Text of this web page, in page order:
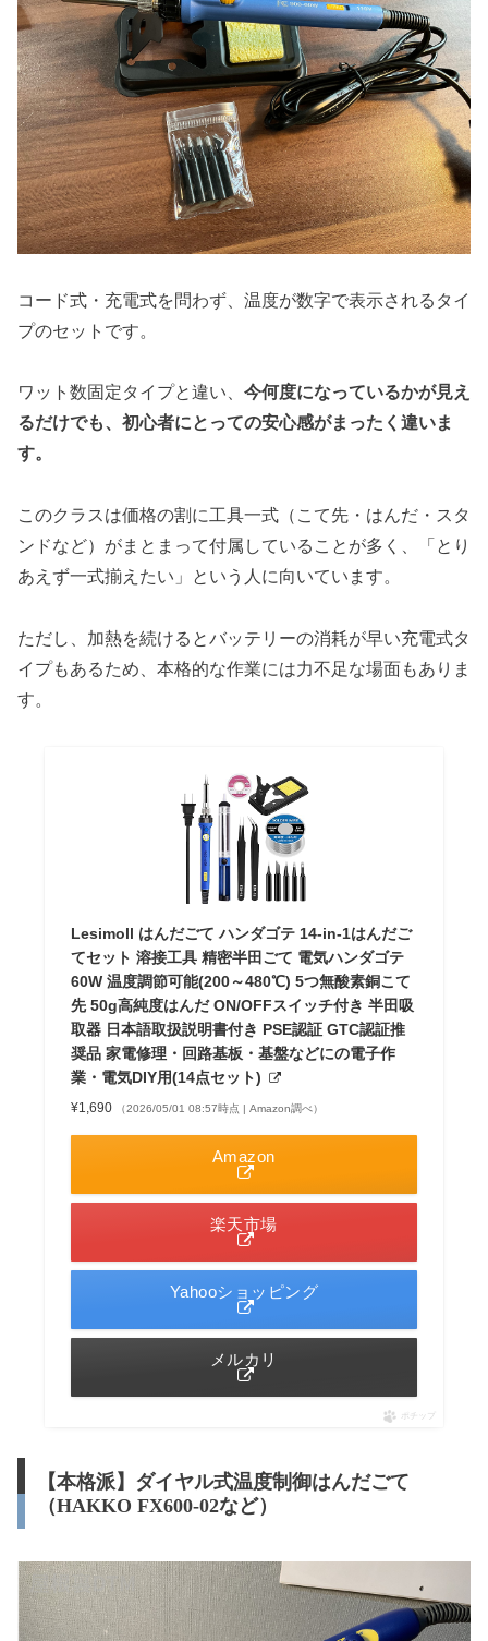
コード式・充電式を問わず、温度が数字で表示されるタイ
プのセットです。
ワット数固定タイプと違い、 今何度になっているかが見え
るだけでも、初心者にとっての安心感がまったく違いま
す。
このクラスは価格の割に工具一式（こて先・はんだ・スタ
ンドなど）がまとまって付属していることが多く、「とり
あえず一式揃えたい」という人に向いています。
ただし、加熱を続けるとバッテリーの消耗が早い充電式タ
イプもあるため、本格的な作業には力不足な場面もありま
す。
Lesimoll はんだごて ハンダゴテ 14-in-1はんだご
てセット 溶接工具 精密半田ごて 電気ハンダゴテ
60W 温度調節可能(200～480℃) 5つ無酸素銅こて
先 50g高純度はんだ ON/OFFスイッチ付き 半田吸
取器 日本語取扱説明書付き PSE認証 GTC認証推
奨品 家電修理・回路基板・基盤などにの電子作
業・電気DIY用(14点セット)
¥1,690 （2026/05/01 08:57時点 | Amazon調べ）
Amazon
楽天市場
Yahooショッピング
メルカリ
ポチップ
【本格派】ダイヤル式温度制御はんだごて
（HAKKO FX600-02など）